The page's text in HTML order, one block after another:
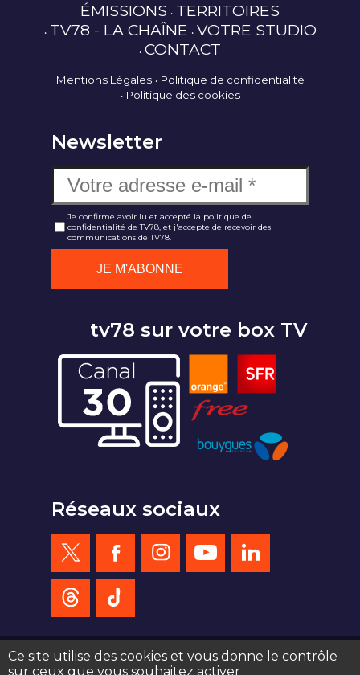
ÉMISSIONS TERRITOIRES
TV78 - LA CHAÎNE VOTRE STUDIO
CONTACT
Mentions Légales
Politique de confidentialité
Politique des cookies
Newsletter
Je confirme avoir lu et accepté la politique de
confidentialité de TV78, et j'accepte de recevoir des
communications de TV78.
tv78 sur votre box TV
Réseaux sociaux
Ce site utilise des cookies et vous donne le contrôle
sur ceux que vous souhaitez activer